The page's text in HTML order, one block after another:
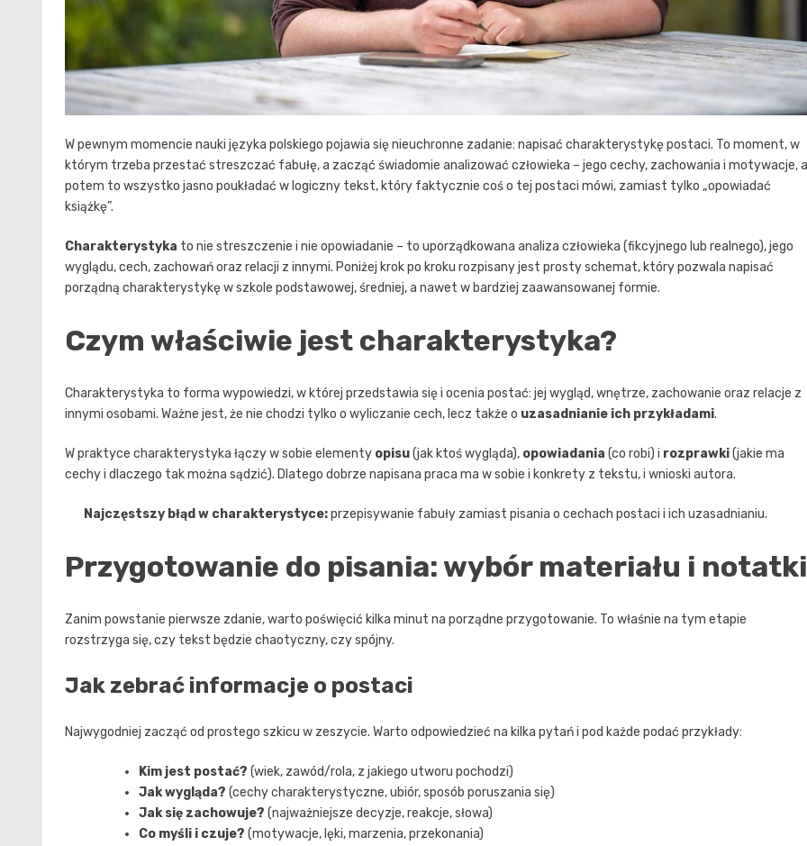
W pewnym momencie nauki języka polskiego pojawia się nieuchronne zadanie: napisać charakterystykę postaci. To moment, w
którym trzeba przestać streszczać fabułę, a zacząć świadomie analizować człowieka – jego cechy, zachowania i motywacje, a
potem to wszystko jasno poukładać w logiczny tekst, który faktycznie coś o tej postaci mówi, zamiast tylko „opowiadać
książkę”.
Charakterystyka to nie streszczenie i nie opowiadanie – to uporządkowana analiza człowieka (fikcyjnego lub realnego), jego
wyglądu, cech, zachowań oraz relacji z innymi. Poniżej krok po kroku rozpisany jest prosty schemat, który pozwala napisać
porządną charakterystykę w szkole podstawowej, średniej, a nawet w bardziej zaawansowanej formie.
Czym właściwie jest charakterystyka?
Charakterystyka to forma wypowiedzi, w której przedstawia się i ocenia postać: jej wygląd, wnętrze, zachowanie oraz relacje z
innymi osobami. Ważne jest, że nie chodzi tylko o wyliczanie cech, lecz także o uzasadnianie ich przykładami.
W praktyce charakterystyka łączy w sobie elementy opisu(jak ktoś wygląda), opowiadania (co robi) i rozprawki(jakie ma
cechy i dlaczego tak można sądzić). Dlatego dobrze napisana praca ma w sobie i konkrety z tekstu, i wnioski autora.
Najczęstszy błąd w charakterystyce:przepisywanie fabuły zamiast pisania o cechach postaci i ich uzasadnianiu.
Przygotowanie do pisania: wybór materiału i notatki
Zanim powstanie pierwsze zdanie, warto poświęcić kilka minut na porządne przygotowanie. To właśnie na tym etapie
rozstrzyga się, czy tekst będzie chaotyczny, czy spójny.
Jak zebrać informacje o postaci
Najwygodniej zacząć od prostego szkicu w zeszycie. Warto odpowiedzieć na kilka pytań i pod każde podać przykłady:
Kim jest postać? (wiek, zawód/rola, z jakiego utworu pochodzi)
Jak wygląda? (cechy charakterystyczne, ubiór, sposób poruszania się)
Jak się zachowuje? (najważniejsze decyzje, reakcje, słowa)
Co myśli i czuje? (motywacje, lęki, marzenia, przekonania)